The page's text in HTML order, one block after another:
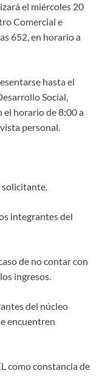
el miércoles 20
Comercial e
652, en horario a
hasta el
Social,
el horario de 8:00 a
personal.
solicitante.
integrantes del
de no contar con
ingresos.
del núcleo
encuentren
como constancia de